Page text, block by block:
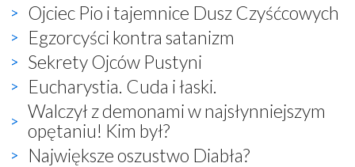
Ojciec Pio i tajemnice Dusz Czyśćcowych
Egzorcyści kontra satanizm
Sekrety Ojców Pustyni
Eucharystia. Cuda i łaski.
Walczył z demonami w najsłynniejszym
opętaniu! Kim był?
Największe oszustwo Diabła?